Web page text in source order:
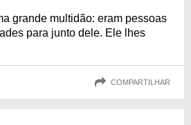
grande multidão: eram pessoas
para junto dele. Ele lhes
COMPARTILHAR